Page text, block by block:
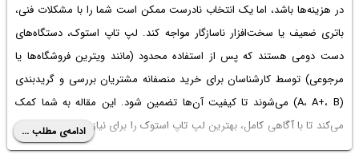
در هزینه‌ها باشد، اما یک انتخاب نادرست ممکن است شما را با مشکلات فنی،
باتری ضعیف یا سخت‌افزار ناسازگار مواجه کند. لپ تاپ استوک، دستگاه‌های
دست دومی هستند که پس از استفاده محدود (مانند ویترین فروشگاه‌ها یا
مرجوعی) توسط کارشناسان برای خرید منصفانه مشتریان بررسی و گریدبندی
(A، A+، B) می‌شوند تا کیفیت آن‌ها تضمین شود. این مقاله به شما کمک
می‌کند تا با آگاهی کامل، بهترین لپ تاپ استوک را برای نیازهای برنامه نویسی
خود در بازار ایران ۱۴۰۴ انتخاب کنید، بدون اینکه در دام دستگاه‌های بی‌کیفیت
ادامه‌ی مطلب ...